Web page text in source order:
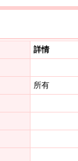
詳情
所有